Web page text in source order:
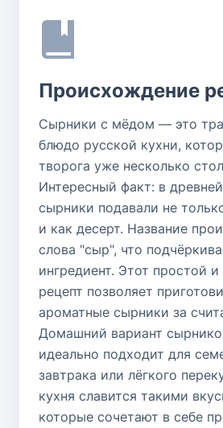
Происхождение
Сырники с мёдом — это
блюдо русской кухни,
творога уже несколько
Интересный факт: в
сырники подавали не
и как десерт. Название
слова "сыр", что
ингредиент. Этот простой
рецепт позволяет
ароматные сырники за
Домашний вариант
идеально подходит для
завтрака или лёгкого
кухня славится такими
которые сочетают в себе